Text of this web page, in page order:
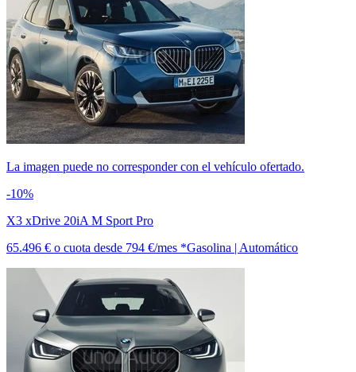
La imagen puede no corresponder con el vehículo ofertado.
-10%
X3 xDrive 20iA M Sport Pro
65.496 € o cuota desde 794 €/mes *Gasolina | Automático